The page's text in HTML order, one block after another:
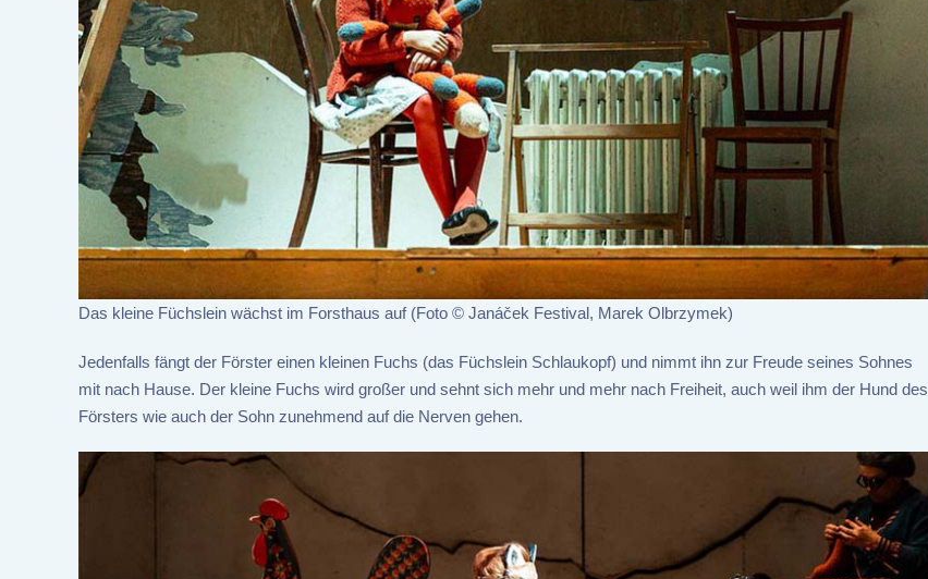
Das kleine Füchslein wächst im Forsthaus auf (Foto © Janáček Festival, Marek Olbrzymek)
Jedenfalls fängt der Förster einen kleinen Fuchs (das Füchslein Schlaukopf) und nimmt ihn zur Freude seines Sohnes
mit nach Hause. Der kleine Fuchs wird großer und sehnt sich mehr und mehr nach Freiheit, auch weil ihm der Hund des
Försters wie auch der Sohn zunehmend auf die Nerven gehen.